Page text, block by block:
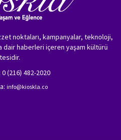
noktaları, kampanyalar, teknoloji,
haberleri içeren yaşam kültürü
(216) 482-2020
info@kioskla.co